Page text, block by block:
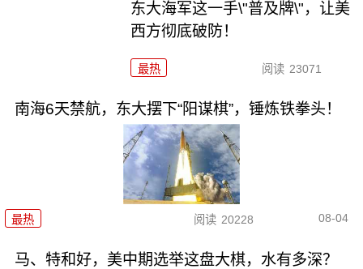
东大海军这一手\"普及牌\"，让美
西方彻底破防！
最热 阅读 23071
南海6天禁航，东大摆下“阳谋棋”，锤炼铁拳头！
最热 阅读 20228 08-04
马、特和好，美中期选举这盘大棋，水有多深？